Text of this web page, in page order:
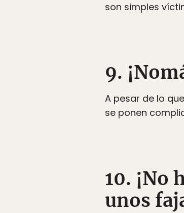
son simples
9.
A pesar de lo
se ponen
10. ¡No
unos